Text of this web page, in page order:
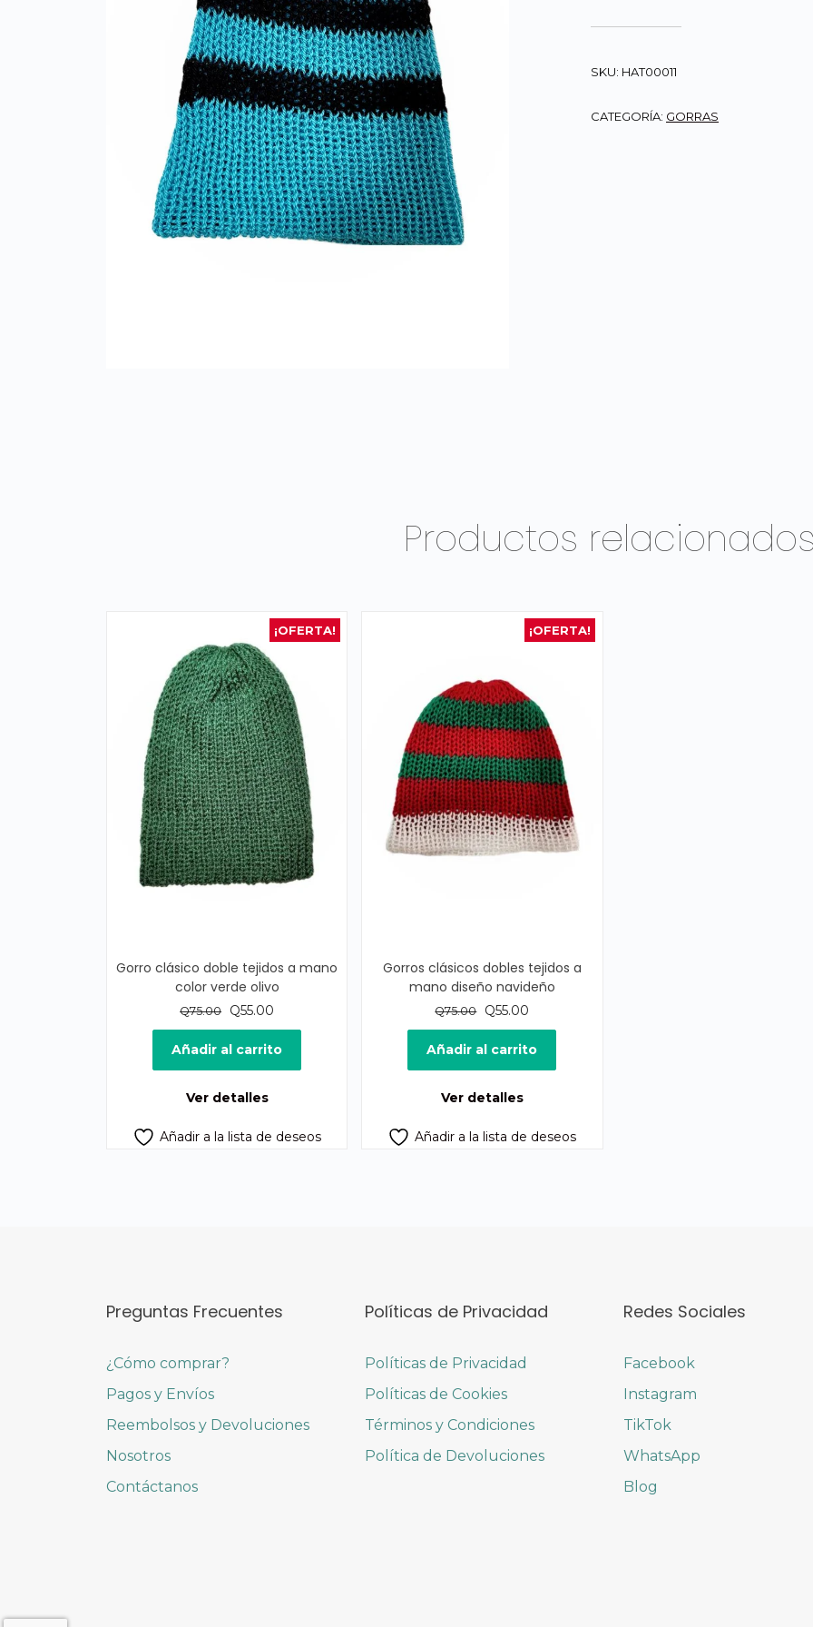
SKU: HAT00011
CATEGORÍA: GORRAS
Productos
¡OFERTA!
Gorro clásico doble tejidos a mano
color verde olivo
Q75.00
El
precio
original
era:
Q55.00
precio
actual
es:
Añadir al carrito
Ver detalles
Añadir a la lista de deseos
¡OFERTA!
Gorros clásicos dobles tejidos a
mano diseño navideño
Q75.00
El
precio
original
era:
Q55.00
precio
actual
es:
Añadir al carrito
Ver detalles
Añadir a la lista de deseos
Preguntas Frecuentes
¿Cómo comprar?
Pagos y Envíos
Reembolsos y Devoluciones
Nosotros
Contáctanos
Políticas de Privacidad
Políticas de Privacidad
Políticas de Cookies
Términos y Condiciones
Política de Devoluciones
Redes Sociales
Facebook
Instagram
TikTok
WhatsApp
Blog